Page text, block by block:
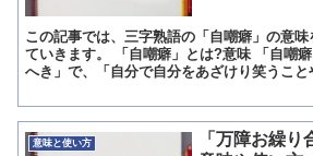
この記事では、三字熟語の「自嘲癖」の意
ていきます。 「自嘲癖」とは?意味 「自嘲
へき」で、「自分で自分をあざけり笑うこ
意味と使い方
「万障お繰り